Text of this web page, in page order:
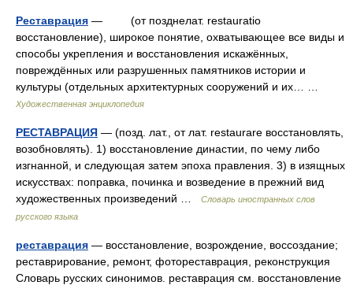
Реставрация — (от позднелат. restauratio
восстановление), широкое понятие, охватывающее все виды и
способы укрепления и восстановления искажённых,
повреждённых или разрушенных памятников истории и
культуры (отдельных архитектурных сооружений и их… …
Художественная энциклопедия
РЕСТАВРАЦИЯ — (позд. лат., от лат. restaurare восстановлять,
возобновлять). 1) восстановление династии, по чему либо
изгнанной, и следующая затем эпоха правления. 3) в изящных
искусствах: поправка, починка и возведение в прежний вид
художественных произведений …
Словарь иностранных слов
русского языка
реставрация — восстановление, возрождение, воссоздание;
реставрирование, ремонт, фотореставрация, реконструкция
Словарь русских синонимов. реставрация см. восстановление